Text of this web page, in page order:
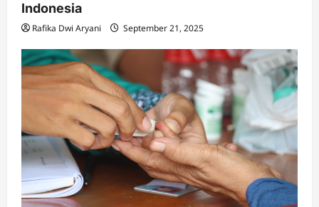
Indonesia
Rafika Dwi Aryani September 21, 2025